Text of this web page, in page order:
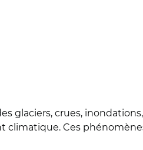
glaciers, crues,
climatique. Ces